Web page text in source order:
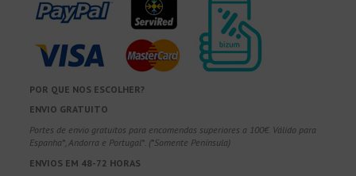
POR QUE NOS ESCOLHER?
ENVIO GRATUITO
Portes de envio gratuitos para encomendas superiores a 100€. Válido para
Espanha*, Andorra e Portugal*. (*Somente Península)
ENVIOS EM 48-72 HORAS